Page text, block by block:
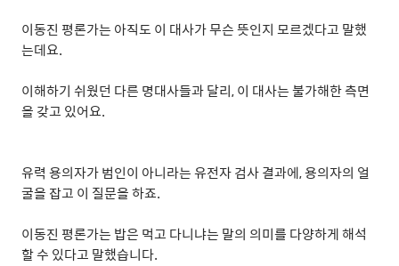
이동진 평론가는 아직도 이 대사가 무슨 뜻인지 모르겠다고 말했
는데요.
이해하기 쉬웠던 다른 명대사들과 달리,이 대사는 불가해한 측면
을 갖고 있어요.
유력 용의자가 범인이 아니라는 유전자 검사 결과에,용의자의 얼
굴을 잡고 이 질문을 하죠.
이동진 평론가는 밥은 먹고 다니냐는 말의 의미를 다양하게 해석
할 수 있다고 말했습니다.